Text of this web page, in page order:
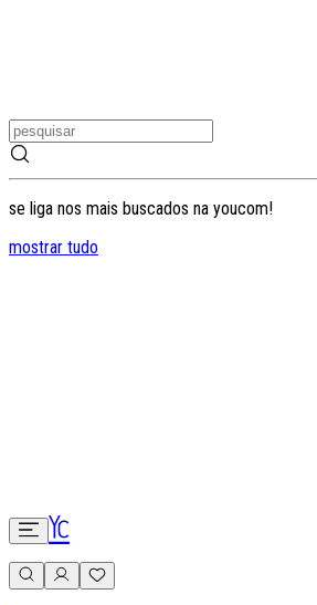
se liga nos mais buscados na youcom!
mostrar tudo